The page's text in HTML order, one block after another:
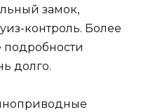
замок,
контроль. Более
подробности
долго.